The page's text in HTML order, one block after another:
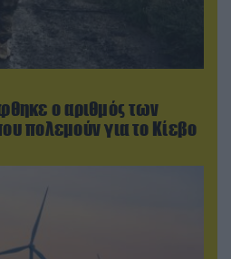
ο αριθμός των
πολεμούν για το Κίεβο